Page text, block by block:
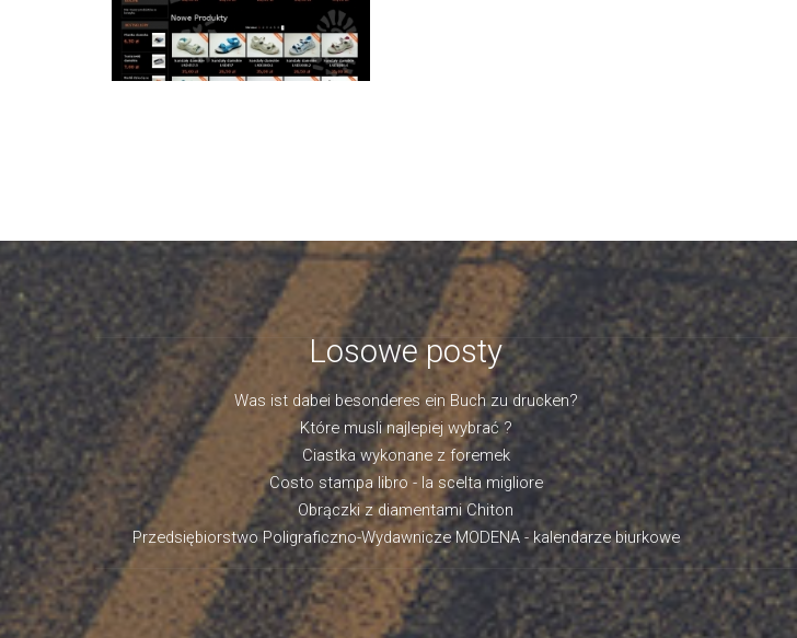
Losowe posty
Was ist dabei besonderes ein Buch zu drucken?
Które musli najlepiej wybrać ?
Ciastka wykonane z foremek
Costo stampa libro - la scelta migliore
Obrączki z diamentami Chiton
Przedsiębiorstwo Poligraficzno-Wydawnicze MODENA - kalendarze biurkowe